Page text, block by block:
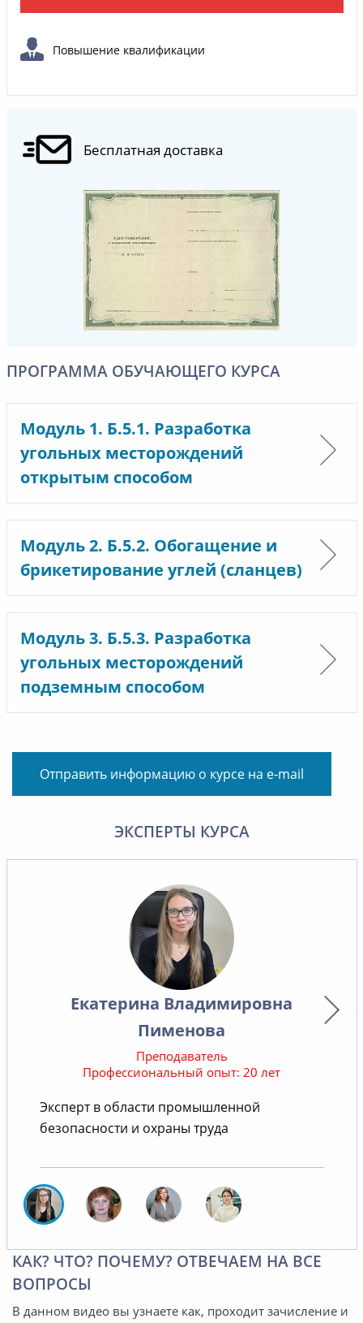
Повышение квалификации
Бесплатная доставка
ПРОГРАММА ОБУЧАЮЩЕГО КУРСА
Модуль 1. Б.5.1. Разработка
угольных месторождений
открытым способом
Модуль 2. Б.5.2. Обогащение и
брикетирование углей (сланцев)
Модуль 3. Б.5.3. Разработка
угольных месторождений
подземным способом
Отправить информацию о курсе на e-mail
ЭКСПЕРТЫ КУРСА
Екатерина Владимировна
Пименова
Преподаватель
Профессиональный опыт: 20 лет
Эксперт в области промышленной
безопасности и охраны труда
КАК? ЧТО? ПОЧЕМУ? ОТВЕЧАЕМ НА ВСЕ
ВОПРОСЫ
В данном видео вы узнаете как, проходит зачисление и